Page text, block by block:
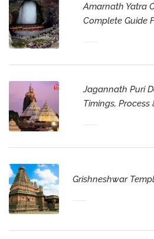
Amarnath Yatra
Complete Guide
Jagannath Puri
Timings, Process
Grishneshwar